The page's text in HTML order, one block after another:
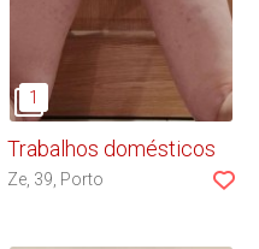
Trabalhos domésticos
Ze 39 Porto